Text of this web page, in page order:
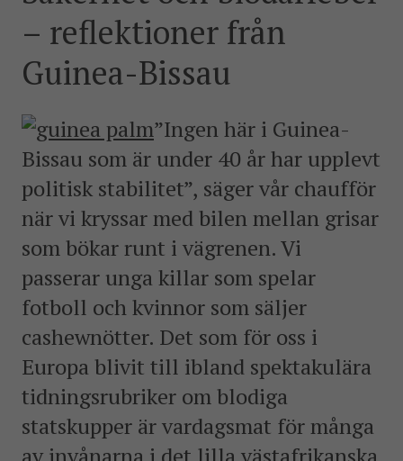
och expertis till freds- och valobservationsinsatser som
namn efter Folke Bernadotte, FN:s första medlare.
SOCIALA MEDIER
Instagram
Facebook
Twitter
LinkedIn
KONTAKTA FOLKE BERNADOTTEAKADEMIN
010-456 23 0
Mail
Kontakta oss
Sök efter:
– reflektioner från
Guinea-Bissau
”Ingen här i Guinea-
Bissau som är under 40 år har upplevt
politisk stabilitet”, säger vår chaufför
när vi kryssar med bilen mellan grisar
som bökar runt i vägrenen. Vi
passerar unga killar som spelar
fotboll och kvinnor som säljer
cashewnötter. Det som för oss i
Europa blivit till ibland spektakulära
tidningsrubriker om blodiga
statskupper är vardagsmat för många